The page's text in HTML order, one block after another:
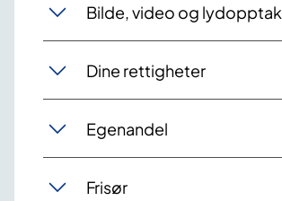
Bilde, video og lydopptak
Dine rettigheter
Egenandel
Frisør